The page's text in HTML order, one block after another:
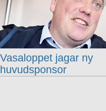
Vasaloppet jagar ny
huvudsponsor